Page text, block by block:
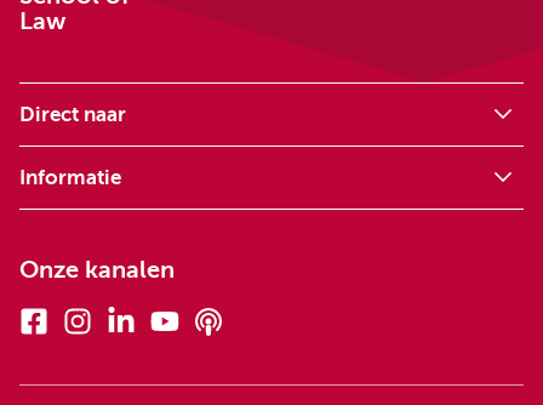
Law
Direct naar
Informatie
Onze kanalen
FacebookInstagramLinkedinYoutube